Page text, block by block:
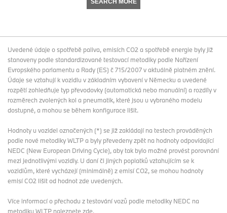
SEARCH MORE
Uvedené údaje o spotřebě paliva, emisích CO2 a spotřebě energie byly již
stanoveny podle standardizované testovací metodiky podle Nařízení
Evropského parlamentu a Rady (ES) č 715/2007 v aktuálně platném znění.
Údaje se vztahují k vozidlu v základním vybavení v Německu a uvedené
rozpětí zohledňuje typ převodovky (automatická nebo manuální) a rozdíly v
rozměrech zvolených kol a pneumatik, které jsou u vybraného modelu
dostupné, a mohou se během konfigurace lišit.
Hodnoty u vozidel označených (*) se již zakládají na testech prováděných
podle nové metodiky WLTP a byly převedeny zpět na hodnoty odpovídající
NEDC (New European Driving Cycle), aby tak bylo možné provést porovnání
mezi jednotlivými vozidly. U daní či jiných poplatků vztahujícím se k
vozidlům, které vycházejí (minimálně) z emisí CO2, se mohou hodnoty
emisí CO2 lišit od hodnot zde uvedených.
Více informací o přechodu z testování vozů podle metodiky NEDC na
metodiku WLTP naleznete zde.